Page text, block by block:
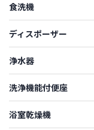
食洗機
ディスポーザー
浄水器
洗浄機能付便座
浴室乾燥機